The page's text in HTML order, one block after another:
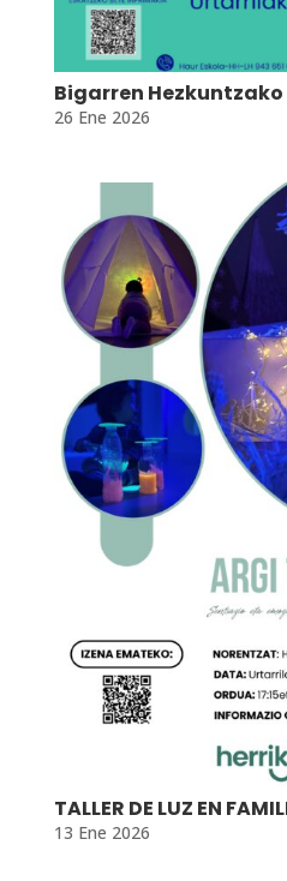
Bigarren
26 Ene 2026
TALLER DE LUZ EN
13 Ene 2026